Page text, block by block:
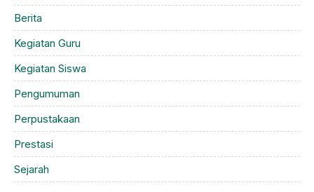
Berita
Kegiatan Guru
Kegiatan Siswa
Pengumuman
Perpustakaan
Prestasi
Sejarah